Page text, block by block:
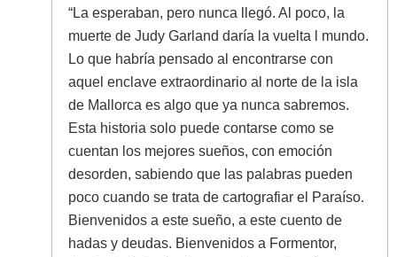
“La esperaban, pero nunca llegó. Al poco, la
muerte de Judy Garland daría la vuelta l mundo.
Lo que habría pensado al encontrarse con
aquel enclave extraordinario al norte de la isla
de Mallorca es algo que ya nunca sabremos.
Esta historia solo puede contarse como se
cuentan los mejores sueños, con emoción
desorden, sabiendo que las palabras pueden
poco cuando se trata de cartografiar el Paraíso.
Bienvenidos a este sueño, a este cuento de
hadas y deudas. Bienvenidos a Formentor,